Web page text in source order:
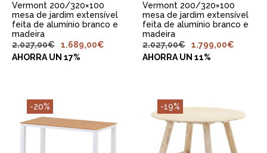
Vermont 200/320×100
mesa de jardim extensível
feita de alumínio branco e
madeira
2.027,00€ 1.689,00€
AHORRA UN 17%
Vermont 200/320×100
mesa de jardim extensível
feita de alumínio branco e
madeira
2.027,00€ 1.799,00€
AHORRA UN 11%
-20% -19%
ADICIONAR AO
CARRINHO